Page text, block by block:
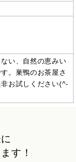
い、自然の恵みい
。巣鴨のお茶屋さ
お試しください(^-
す！